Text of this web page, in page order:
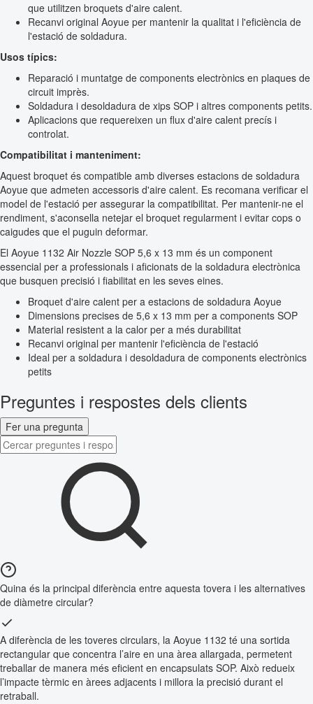
que utilitzen broquets d'aire calent.
Recanvi original Aoyue per mantenir la qualitat i l'eficiència de
l'estació de soldadura.
Usos típics:
Reparació i muntatge de components electrònics en plaques de
circuit imprès.
Soldadura i desoldadura de xips SOP i altres components petits.
Aplicacions que requereixen un flux d'aire calent precís i
controlat.
Compatibilitat i manteniment:
Aquest broquet és compatible amb diverses estacions de soldadura
Aoyue que admeten accessoris d'aire calent. Es recomana verificar el
model de l'estació per assegurar la compatibilitat. Per mantenir-ne el
rendiment, s'aconsella netejar el broquet regularment i evitar cops o
caigudes que el puguin deformar.
El Aoyue 1132 Air Nozzle SOP 5,6 x 13 mm és un component
essencial per a professionals i aficionats de la soldadura electrònica
que busquen precisió i fiabilitat en les seves eines.
Broquet d'aire calent per a estacions de soldadura Aoyue
Dimensions precises de 5,6 x 13 mm per a components SOP
Material resistent a la calor per a més durabilitat
Recanvi original per mantenir l'eficiència de l'estació
Ideal per a soldadura i desoldadura de components electrònics
petits
Preguntes i respostes dels clients
Fer una pregunta
Quina és la principal diferència entre aquesta tovera i les alternatives
de diàmetre circular?
A diferència de les toveres circulars, la Aoyue 1132 té una sortida
rectangular que concentra l’aire en una àrea allargada, permetent
treballar de manera més eficient en encapsulats SOP. Això redueix
l’impacte tèrmic en àrees adjacents i millora la precisió durant el
retraball.